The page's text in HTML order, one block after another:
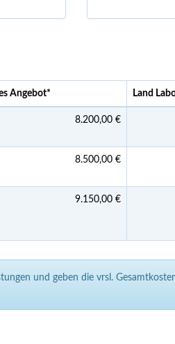
Angebot* Land
8.200,00 €
8.500,00 €
9.150,00 €
und geben die vrsl.